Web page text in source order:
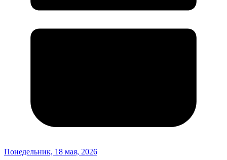
Понедельник, 18 мая, 2026